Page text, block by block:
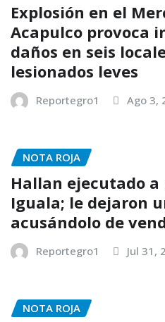
Explosión en el
Acapulco provoca
daños en seis
lesionados leves
Reportegro1 Ago 3,
NOTA ROJA
Hallan ejecutado
Iguala; le dejaron
acusándolo de
Reportegro1 Jul 31,
NOTA ROJA